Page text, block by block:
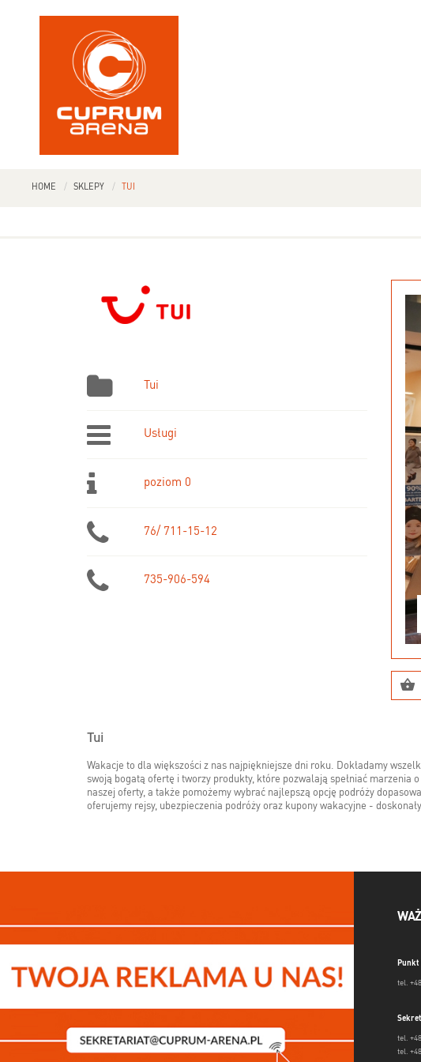
HOME SKLEPY TUI
Tui
Usługi
poziom 0
76/ 711-15-12
735-906-594
Tui
Wakacje to dla większości z nas najpiękniejsze dni roku. Dokładamy
swoją bogatą ofertę i tworzy produkty, które pozwalają spełniać
naszej oferty, a także pomożemy wybrać najlepszą opcję podróży
oferujemy rejsy, ubezpieczenia podróży oraz kupony wakacyjne -
tel.
tel.
tel.